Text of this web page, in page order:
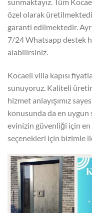
özel olarak üretilmektedir
garanti edilmektedir.
7/24 Whatsapp destek
alabilirsiniz.
Kocaeli villa kapısı
sunuyoruz. Kaliteli
hizmet anlayışımız
konusunda da en uygun
evinizin güvenliği için en
seçenekleri için bizimle